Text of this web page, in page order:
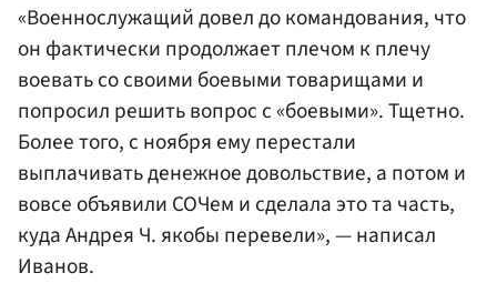
«Военнослужащий довел до командования, что
он фактически продолжает плечом к плечу
воевать со своими боевыми товарищами и
попросил решить вопрос с «боевыми». Тщетно.
Более того, с ноября ему перестали
выплачивать денежное довольствие, а потом и
вовсе объявили СОЧем и сделала это та часть,
куда Андрея Ч. якобы перевели», — написал
Иванов.